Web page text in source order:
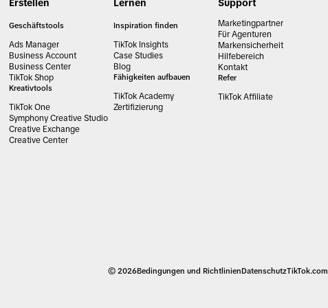
Erstellen
Geschäftstools
Ads Manager
Business Account
Business Center
TikTok Shop
Kreativtools
TikTok One
Symphony Creative Studio
Creative Exchange
Creative Center
Lernen
Inspiration finden
TikTok Insights
Case Studies
Blog
Fähigkeiten aufbauen
TikTok Academy
Zertifizierung
Support
Marketingpartner
Für Agenturen
Markensicherheit
Hilfebereich
Kontakt
Refer
TikTok Affiliate
© 2026Bedingungen und RichtlinienDatenschutzTikTok.com